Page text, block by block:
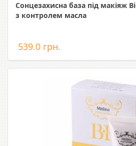
Сонцезахисна база під макіяж
з контролем масла
539.0 грн.